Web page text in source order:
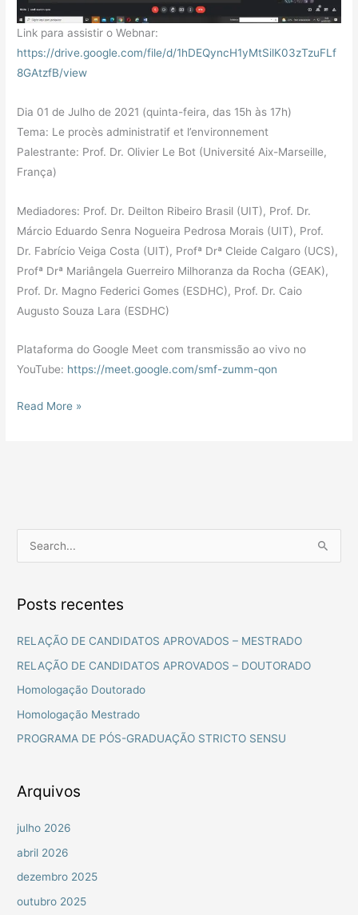
Link para assistir o Webnar:
https://drive.google.com/file/d/1hDEQyncH1yMtSilK03zTzuFLf
8GAtzfB/view
Dia 01 de Julho de 2021 (quinta-feira, das 15h às 17h)
Tema: Le procès administratif et l’environnement
Palestrante: Prof. Dr. Olivier Le Bot (Université Aix-Marseille,
França)
Mediadores: Prof. Dr. Deilton Ribeiro Brasil (UIT), Prof. Dr.
Márcio Eduardo Senra Nogueira Pedrosa Morais (UIT), Prof.
Dr. Fabrício Veiga Costa (UIT), Profª Drª Cleide Calgaro (UCS),
Profª Drª Mariângela Guerreiro Milhoranza da Rocha (GEAK),
Prof. Dr. Magno Federici Gomes (ESDHC), Prof. Dr. Caio
Augusto Souza Lara (ESDHC)
Plataforma do Google Meet com transmissão ao vivo no
YouTube: https://meet.google.com/smf-zumm-qon
Read More »
q
u
r
p
r
Posts recentes
RELAÇÃO DE CANDIDATOS APROVADOS – MESTRADO
RELAÇÃO DE CANDIDATOS APROVADOS – DOUTORADO
Homologação Doutorado
Homologação Mestrado
PROGRAMA DE PÓS-GRADUAÇÃO STRICTO SENSU
Arquivos
julho 2026
abril 2026
dezembro 2025
outubro 2025